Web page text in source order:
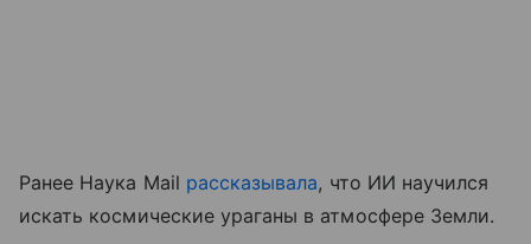
Ранее Наука Mail рассказывала, что ИИ научился
искать космические ураганы в атмосфере Земли.